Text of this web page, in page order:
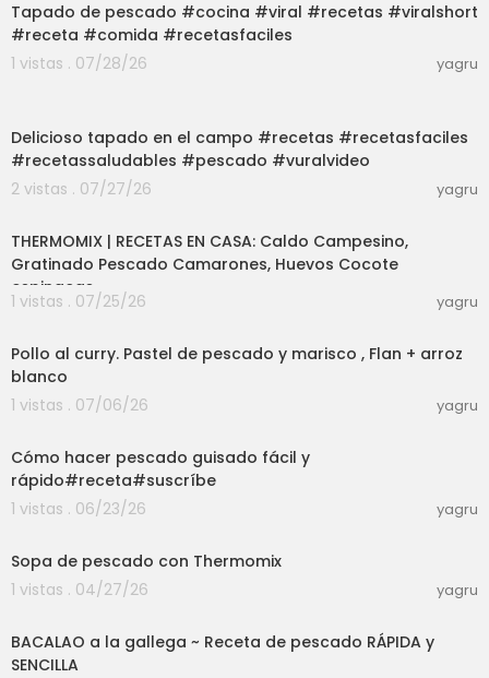
Tapado de pescado #cocina #viral #recetas #viralshort
#receta #comida #recetasfaciles
1 vistas . 07/28/26
yagru
Delicioso tapado en el campo #recetas #recetasfaciles
#recetassaludables #pescado #vuralvideo
2 vistas . 07/27/26
yagru
THERMOMIX | RECETAS EN CASA: Caldo Campesino,
Gratinado Pescado Camarones, Huevos Cocote
espinacas
1 vistas . 07/25/26 yagru
Pollo al curry. Pastel de pescado y marisco , Flan + arroz
blanco
1 vistas . 07/06/26
yagru
Cómo hacer pescado guisado fácil y
rápido#receta#suscríbe
1 vistas . 06/23/26
yagru
Sopa de pescado con Thermomix
1 vistas . 04/27/26
yagru
BACALAO a la gallega ~ Receta de pescado RÁPIDA y
SENCILLA